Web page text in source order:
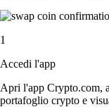
1
Accedi l'app
Apri l'app Crypto.com,
portafoglio crypto e